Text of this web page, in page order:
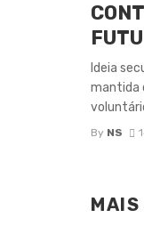
Ideia
mantida
By NS
MAIS